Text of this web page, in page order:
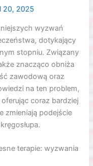
20, 2025
wyzwań
dotykający
stopniu. Związany
znacząco obniża
zawodową oraz
na ten problem,
coraz bardziej
zmieniają podejście
terapie: wyzwania